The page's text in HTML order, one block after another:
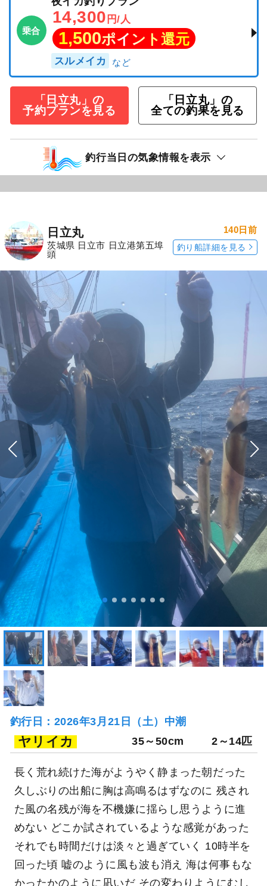
乗合
14,300 円/人
1,500ポイント還元
スルメイカ
「日立丸」の
予約プランを見る
「日立丸」の
全ての釣果を見る
釣行当日の気象情報を表示
日立丸
茨城県 日立市 日立港第五埠
頭
140日前
釣り船詳細を見る
釣行日：2026年3月21日（土）中潮
ヤリイカ 35～50cm 2～14匹
長く荒れ続けた海がようやく静まった朝だった
久しぶりの出船に胸は高鳴るはずなのに 残され
た風の名残が海を不機嫌に揺らし思うように進
めない どこか試されているような感覚があった
それでも時間だけは淡々と過ぎていく 10時半を
回った頃 嘘のように風も波も消え 海は何事もな
かったかのように凪いだ その変わりようにむし